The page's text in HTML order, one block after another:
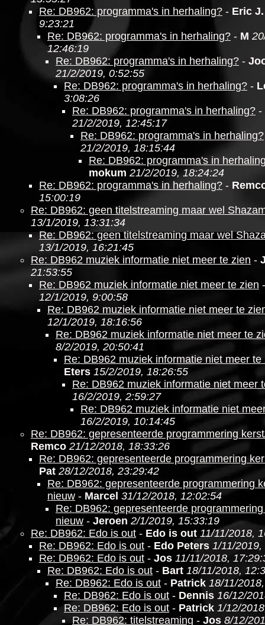
Re: DB962: programma's in herhaling? - Eric J.
9:23:21
Re: DB962: programma's in herhaling? - M
12:46:19
Re: DB962: programma's in herhaling? -
21/2/2019, 0:52:55
Re: DB962: programma's in herhaling? -
3:08:26
Re: DB962: programma's in herhaling? -
21/2/2019, 12:45:17
Re: DB962: programma's in herhaling?
21/2/2019, 18:15:44
Re: DB962: programma's in
mokum 21/2/2019, 18:24:24
Re: DB962: programma's in herhaling? -
15:00:19
Re: DB962: geen titelstreaming maar wel
13/1/2019, 13:31:34
Re: DB962: geen titelstreaming maar wel
13/1/2019, 16:21:45
Re: DB962 muziek informatie niet meer te zien -
21:53:55
Re: DB962 muziek informatie niet meer te zien
12/1/2019, 9:00:58
Re: DB962 muziek informatie niet meer te
12/1/2019, 18:16:56
Re: DB962 muziek informatie niet meer te
8/2/2019, 20:50:41
Re: DB962 muziek informatie niet meer te
Eters 15/2/2019, 18:26:55
Re: DB962 muziek informatie niet meer
16/2/2019, 2:59:27
Re: DB962 muziek informatie niet
16/2/2019, 10:14:45
Re: DB962: gepresenteerde programmering
Remco 21/12/2018, 18:33:26
Re: DB962: gepresenteerde programmering
Pat 28/12/2018, 23:29:42
Re: DB962: gepresenteerde programmering
nieuw - Marcel 31/12/2018, 12:02:54
Re: DB962: gepresenteerde
nieuw - Jeroen 2/1/2019, 15:33:19
Re: DB962: Edo is out - Edo is out 11/11/2018,
Re: DB962: Edo is out - Edo Peters 1/11/
Re: DB962: Edo is out - Jos 11/11/2018,
Re: DB962: Edo is out - Bart 18/11/2018,
Re: DB962: Edo is out - Patrick 18/11/
Re: DB962: Edo is out - Dennis 16/12/
Re: DB962: Edo is out - Patrick 1/12/
Re: DB962: titelstreaming - Jos 8/12/